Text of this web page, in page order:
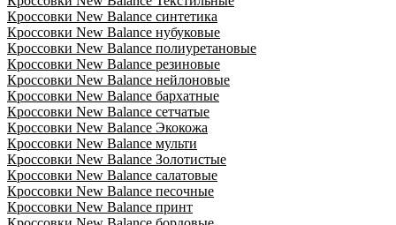
Кроссовки New Balance синтетика
Кроссовки New Balance нубуковые
Кроссовки New Balance полиуретановые
Кроссовки New Balance резиновые
Кроссовки New Balance нейлоновые
Кроссовки New Balance бархатные
Кроссовки New Balance сетчатые
Кроссовки New Balance Экокожа
Кроссовки New Balance мульти
Кроссовки New Balance Золотистые
Кроссовки New Balance салатовые
Кроссовки New Balance песочные
Кроссовки New Balance принт